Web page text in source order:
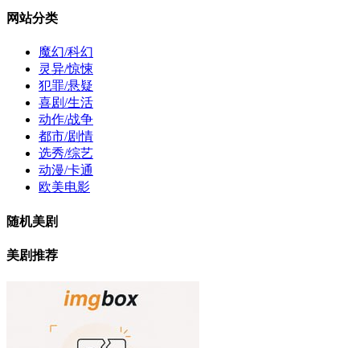
网站分类
魔幻/科幻
灵异/惊悚
犯罪/悬疑
喜剧/生活
动作/战争
都市/剧情
选秀/综艺
动漫/卡通
欧美电影
随机美剧
美剧推荐